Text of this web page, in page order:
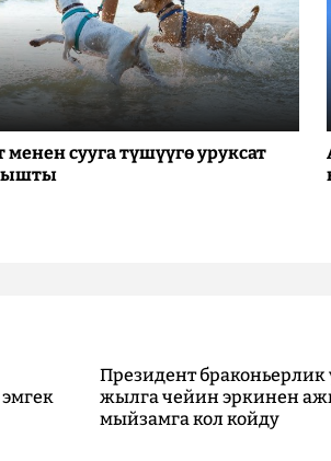
сууга түшүүгө уруксат
Президент браконьерлик
жылга чейин эркинен
мыйзамга кол койду